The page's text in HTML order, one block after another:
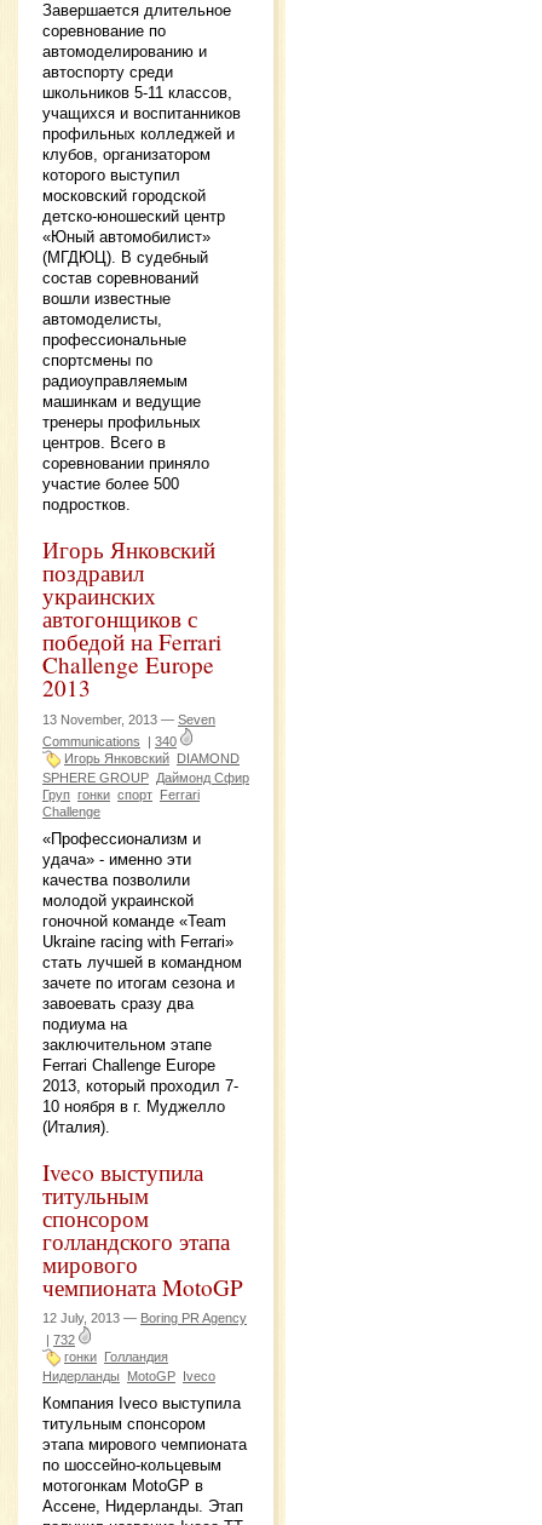
Завершается длительное
соревнование по
автомоделированию и
автоспорту среди
школьников 5-11 классов,
учащихся и воспитанников
профильных колледжей и
клубов, организатором
которого выступил
московский городской
детско-юношеский центр
«Юный автомобилист»
(МГДЮЦ). В судебный
состав соревнований
вошли известные
автомоделисты,
профессиональные
спортсмены по
радиоуправляемым
машинкам и ведущие
тренеры профильных
центров. Всего в
соревновании приняло
участие более 500
подростков.
Игорь Янковский
поздравил
украинских
автогонщиков с
победой на Ferrari
Challenge Europe
2013
13 November, 2013 — Seven
Communications | 340
Игорь Янковский DIAMOND
SPHERE GROUP Даймонд Сфир
Груп гонки спорт Ferrari
Challenge
«Профессионализм и
удача» - именно эти
качества позволили
молодой украинской
гоночной команде «Team
Ukraine racing with Ferrari»
стать лучшей в командном
зачете по итогам сезона и
завоевать сразу два
подиума на
заключительном этапе
Ferrari Challenge Europe
2013, который проходил 7-
10 ноября в г. Муджелло
(Италия).
Iveco выступила
титульным
спонсором
голландского этапа
мирового
чемпионата MotoGP
12 July, 2013 — Boring PR Agency
732
гонки
Голландия
Нидерланды
MotoGP Iveco
Компания Iveco выступила
титульным спонсором
этапа мирового чемпионата
по шоссейно-кольцевым
мотогонкам MotoGP в
Ассене, Нидерланды. Этап